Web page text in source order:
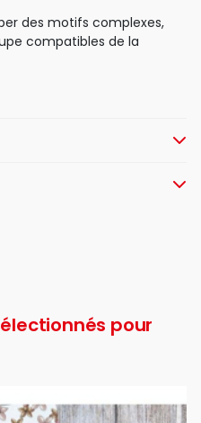
des motifs complexes,
compatibles de la
pour